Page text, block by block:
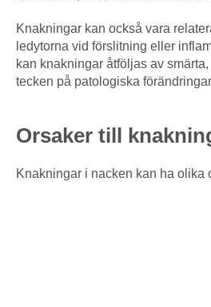
Knakningar kan också vara
ledytorna vid förslitning eller
kan knakningar åtföljas av
tecken på patologiska
Orsaker till
Knakningar i nacken kan ha olika